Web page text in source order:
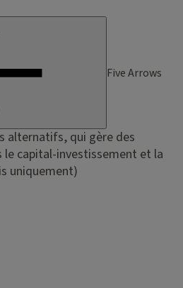
Five Arrows
alternatifs, qui gère des
le capital-investissement et la
uniquement)